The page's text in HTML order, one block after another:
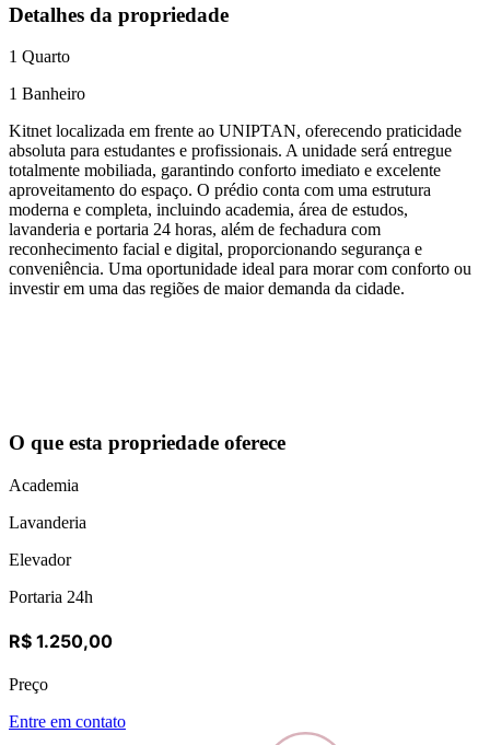
Detalhes da propriedade
1 Quarto
1 Banheiro
Kitnet localizada em frente ao UNIPTAN, oferecendo praticidade
absoluta para estudantes e profissionais. A unidade será entregue
totalmente mobiliada, garantindo conforto imediato e excelente
aproveitamento do espaço. O prédio conta com uma estrutura
moderna e completa, incluindo academia, área de estudos,
lavanderia e portaria 24 horas, além de fechadura com
reconhecimento facial e digital, proporcionando segurança e
conveniência. Uma oportunidade ideal para morar com conforto ou
investir em uma das regiões de maior demanda da cidade.
O que esta propriedade oferece
Academia
Lavanderia
Elevador
Portaria 24h
R$ 1.250,00
Preço
Entre em contato